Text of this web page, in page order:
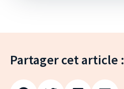
Partager cet article :